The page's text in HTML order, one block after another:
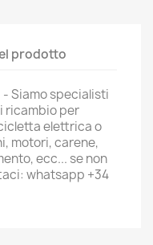
prodotto
- Siamo specialisti
ricambio per
elettrica o
motori, carene,
ecc... se non
whatsapp +34